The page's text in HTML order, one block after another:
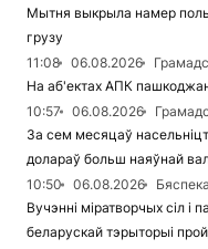
Мытня выкрыла намер
грузу
11:08
06.08.2026
На аб'ектах АПК
10:57
06.08.2026
За сем месяцаў
долараў больш наяўнай
10:50
06.08.2026
Вучэнні міратворчых сіл
беларускай тэрыторыі